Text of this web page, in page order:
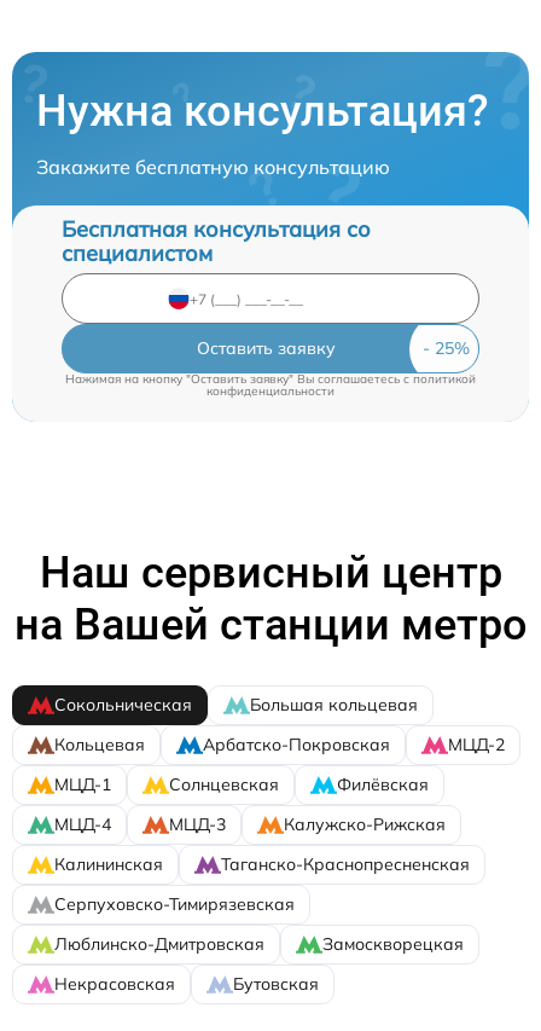
Нужна консультация?
Закажите бесплатную консультацию
Бесплатная консультация со
специалистом
Оставить заявку
Нажимая на кнопку "Оставить заявку" Вы соглашаетесь cполитикой
конфиденциальности
Наш сервисный центр
на Вашей станции метро
Сокольническая
Большая кольцевая
Кольцевая
Арбатско-Покровская
МЦД-2
МЦД-1
Солнцевская
Филёвская
МЦД-4
МЦД-3
Калужско-Рижская
Калининская
Таганско-Краснопресненская
Серпуховско-Тимирязевская
Люблинско-Дмитровская
Замоскворецкая
Некрасовская
Бутовская